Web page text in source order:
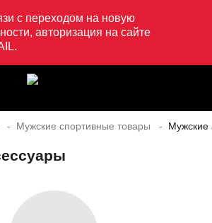
с переходом на новую
авторизация на сайте
Мужские спортивные товары Мужские